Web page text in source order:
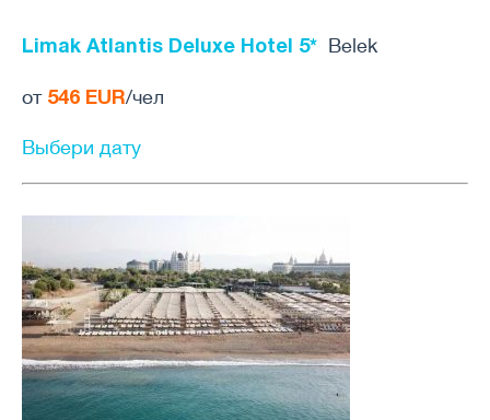
Limak Atlantis Deluxe Hotel 5* Belek
от 546 EUR/чел
Выбери дату